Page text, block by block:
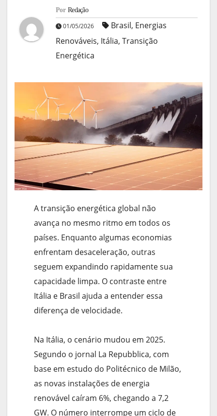
Por Redação
01/05/2026 Brasil, Energias
Renováveis, Itália, Transição
Energética
A transição energética global não
avança no mesmo ritmo em todos os
países. Enquanto algumas economias
enfrentam desaceleração, outras
seguem expandindo rapidamente sua
capacidade limpa. O contraste entre
Itália e Brasil ajuda a entender essa
diferença de velocidade.
Na Itália, o cenário mudou em 2025.
Segundo o jornal La Repubblica, com
base em estudo do Politécnico de Milão,
as novas instalações de energia
renovável caíram 6%, chegando a 7,2
GW. O número interrompe um ciclo de